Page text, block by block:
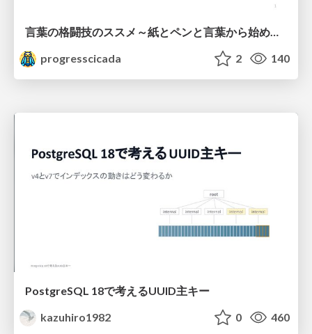
progresscicada
2 140
PostgreSQL 18で考えるUUID主キー
kazuhiro1982
0 460